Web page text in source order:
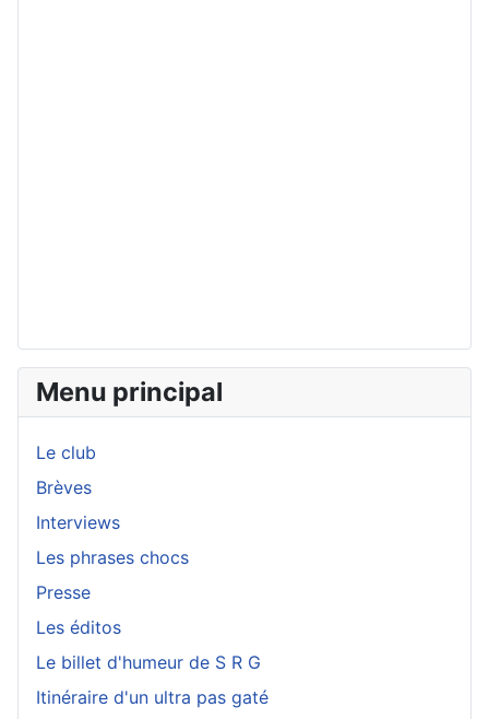
Menu principal
Le club
Brèves
Interviews
Les phrases chocs
Presse
Les éditos
Le billet d'humeur de S R G
Itinéraire d'un ultra pas gaté